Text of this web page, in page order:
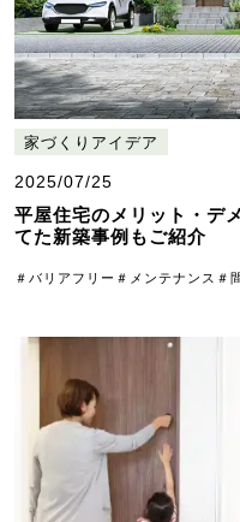
家づくりアイデア
2025/07/25
平屋住宅のメリット・デ
てた新築事例もご紹介
＃バリアフリー ＃メンテナンス ＃